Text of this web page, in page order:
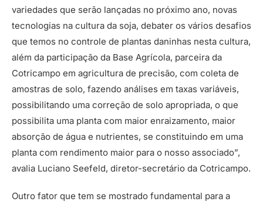
variedades que serão lançadas no próximo ano, novas
tecnologias na cultura da soja, debater os vários desafios
que temos no controle de plantas daninhas nesta cultura,
além da participação da Base Agrícola, parceira da
Cotricampo em agricultura de precisão, com coleta de
amostras de solo, fazendo análises em taxas variáveis,
possibilitando uma correção de solo apropriada, o que
possibilita uma planta com maior enraizamento, maior
absorção de água e nutrientes, se constituindo em uma
planta com rendimento maior para o nosso associado”,
avalia Luciano Seefeld, diretor-secretário da Cotricampo.
Outro fator que tem se mostrado fundamental para a